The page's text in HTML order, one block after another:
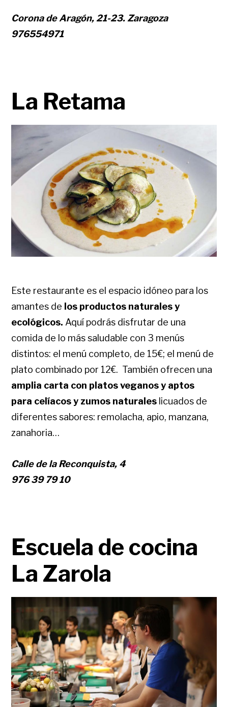
Corona de Aragón, 21-23. Zaragoza
976554971
La Retama
Este restaurante es el espacio idóneo para los
amantes de los productos naturales y
ecológicos. Aquí podrás disfrutar de una
comida de lo más saludable con 3 menús
distintos: el menú completo, de 15€; el menú de
plato combinado por 12€. También ofrecen una
amplia carta con platos veganos y aptos
para celíacos y zumos naturales licuados de
diferentes sabores: remolacha, apio, manzana,
zanahoria…
Calle de la Reconquista, 4
976 39 79 10
Escuela de cocina
La Zarola